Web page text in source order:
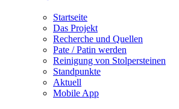
Startseite
Das Projekt
Recherche und Quellen
Pate / Patin werden
Reinigung von Stolpersteinen
Standpunkte
Aktuell
Mobile App